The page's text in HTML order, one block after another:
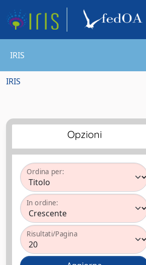
IRIS
IRIS
Opzioni
Ordina per:
In ordine:
Risultati/Pagina